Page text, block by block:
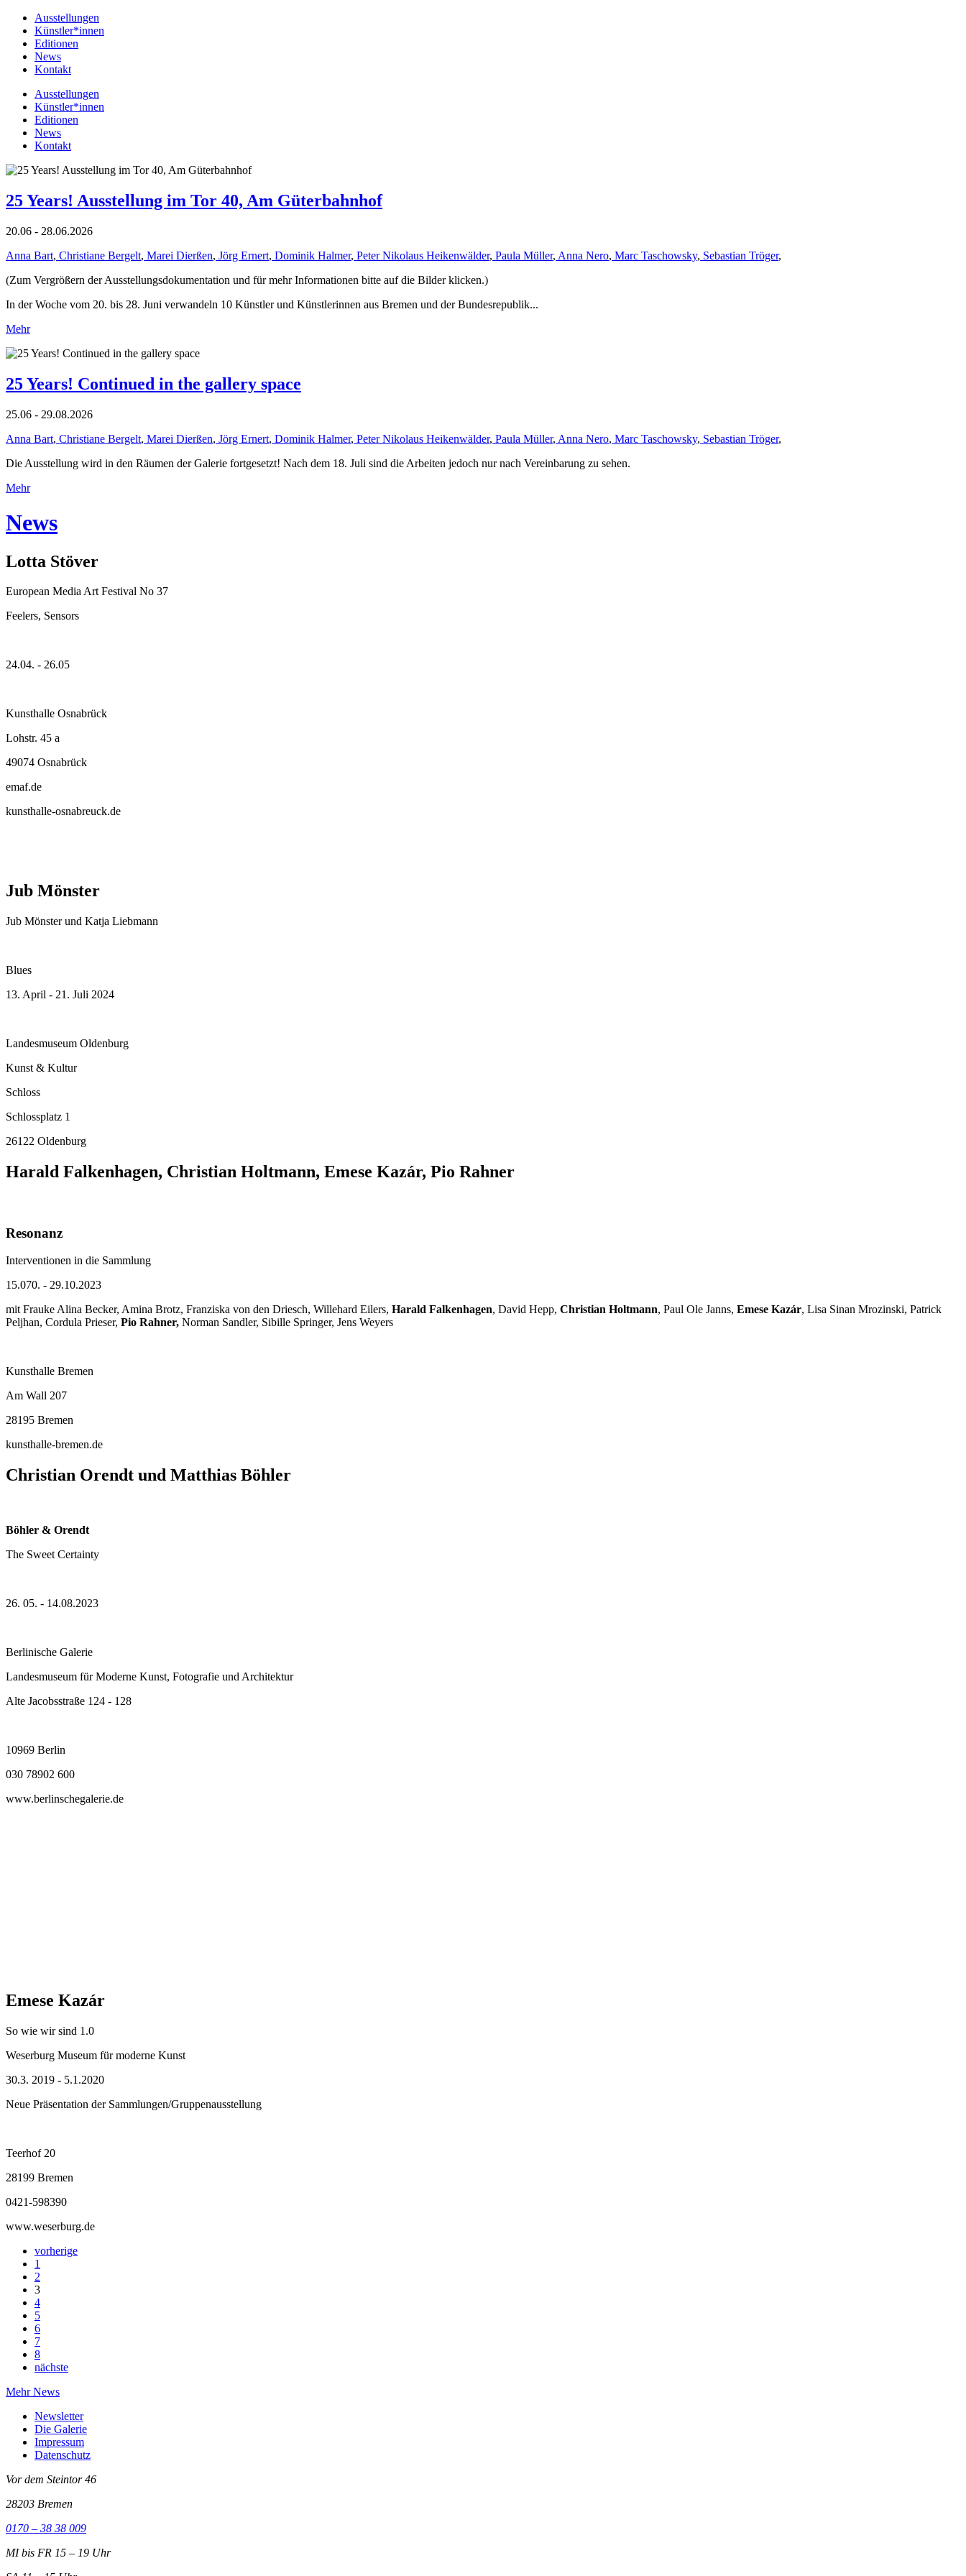
Ausstellungen
Künstler*innen
Editionen
News
Kontakt
Ausstellungen
Künstler*innen
Editionen
News
Kontakt
25 Years! Ausstellung im Tor 40, Am Güterbahnhof
20.06 - 28.06.2026
Anna Bart, Christiane Bergelt, Marei Dierßen, Jörg Ernert, Dominik Halmer, Peter Nikolaus Heikenwälder, Paula Müller, Anna Nero, Marc Taschowsky, Sebastian Tröger,
(Zum Vergrößern der Ausstellungsdokumentation und für mehr Informationen bitte auf die Bilder klicken.)
In der Woche vom 20. bis 28. Juni verwandeln 10 Künstler und Künstlerinnen aus Bremen und der Bundesrepublik...
Mehr
25 Years! Continued in the gallery space
25.06 - 29.08.2026
Anna Bart, Christiane Bergelt, Marei Dierßen, Jörg Ernert, Dominik Halmer, Peter Nikolaus Heikenwälder, Paula Müller, Anna Nero, Marc Taschowsky, Sebastian Tröger,
Die Ausstellung wird in den Räumen der Galerie fortgesetzt! Nach dem 18. Juli sind die Arbeiten jedoch nur nach Vereinbarung zu sehen.
Mehr
News
Lotta Stöver
European Media Art Festival No 37
Feelers, Sensors
24.04. - 26.05
Kunsthalle Osnabrück
Lohstr. 45 a
49074 Osnabrück
emaf.de
kunsthalle-osnabreuck.de
Jub Mönster
Jub Mönster und Katja Liebmann
Blues
13. April - 21. Juli 2024
Landesmuseum Oldenburg
Kunst & Kultur
Schloss
Schlossplatz 1
26122 Oldenburg
Harald Falkenhagen, Christian Holtmann, Emese Kazár, Pio Rahner
Resonanz
Interventionen in die Sammlung
15.070. - 29.10.2023
mit Frauke Alina Becker, Amina Brotz, Franziska von den Driesch, Willehard Eilers, Harald Falkenhagen, David Hepp, Christian Holtmann, Paul Ole Janns, Emese Kazár, Lisa Sinan Mrozinski, Patrick
Peljhan, Cordula Prieser, Pio Rahner, Norman Sandler, Sibille Springer, Jens Weyers
Kunsthalle Bremen
Am Wall 207
28195 Bremen
kunsthalle-bremen.de
Christian Orendt und Matthias Böhler
Böhler & Orendt
The Sweet Certainty
26. 05. - 14.08.2023
Berlinische Galerie
Landesmuseum für Moderne Kunst, Fotografie und Architektur
Alte Jacobsstraße 124 - 128
10969 Berlin
030 78902 600
www.berlinschegalerie.de
Emese Kazár
So wie wir sind 1.0
Weserburg Museum für moderne Kunst
30.3. 2019 - 5.1.2020
Neue Präsentation der Sammlungen/Gruppenausstellung
Teerhof 20
28199 Bremen
0421-598390
www.weserburg.de
vorherige
1
2
3
4
5
6
7
8
nächste
Mehr News
Newsletter
Die Galerie
Impressum
Datenschutz
Vor dem Steintor 46
28203 Bremen
0170 – 38 38 009
MI bis FR 15 – 19 Uhr